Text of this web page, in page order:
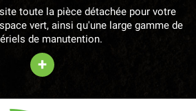
toute la pièce détachée pour votre
vert, ainsi qu'une large gamme de
de manutention.
+